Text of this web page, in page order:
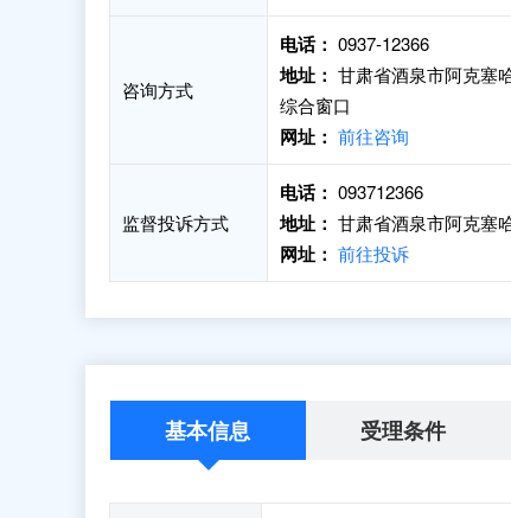
咨询方式
电话： 0937-12366
地址： 甘肃省酒泉市阿克塞
综合窗口
网址： 前往咨询
监督投诉方式
电话： 093712366
地址： 甘肃省酒泉市阿克塞
网址： 前往投诉
基本信息 受理条件